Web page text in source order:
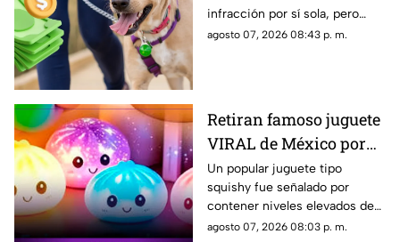
infracción por sí sola, pero
existe una conducta durante el
agosto 07, 2026 08:43 p. m.
Retiran famoso juguete
VIRAL de México por
riesgo químico; esto
debes saber
Un popular juguete tipo
squishy fue señalado por
contener niveles elevados de
una sustancia cancerígena,
agosto 07, 2026 08:03 p. m.